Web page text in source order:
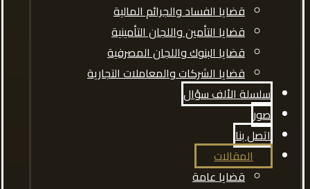
قضايا الفساد والجرائم المالية
قضايا التأمين واللجان التأمينية
قضايا البنوك واللجان المصرفية
قضايا الشركات والمعاملات التجارية
سلسلة الألف سؤال
صور
اتصل بنا
المقالات
قضايا عامة